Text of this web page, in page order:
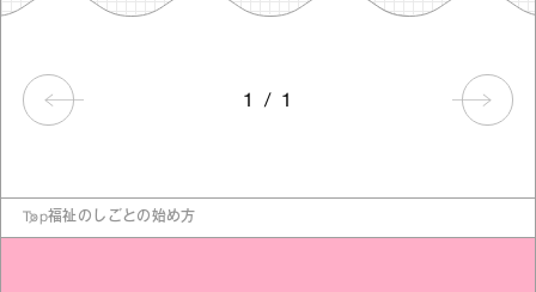
1 / 1
Top福祉のしごとの始め方